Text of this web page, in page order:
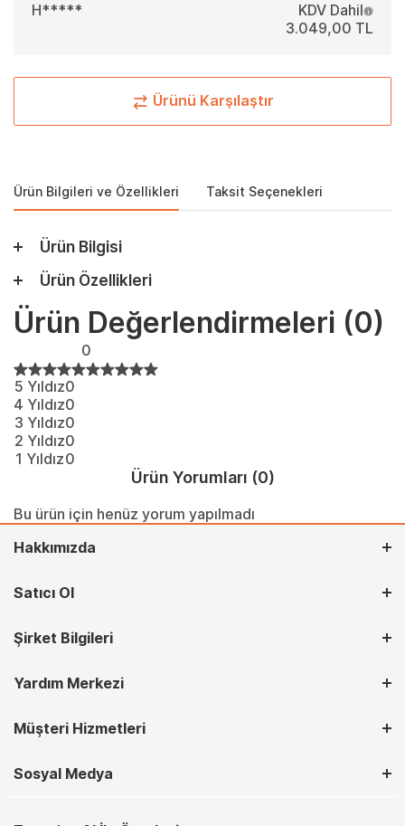
H*****
KDV Dahil
3.049,00 TL
Ürünü Karşılaştır
Ürün Bilgileri ve Özellikleri Taksit Seçenekleri
Ürün Bilgisi
Ürün Özellikleri
Ürün Değerlendirmeleri (0)
0
5 Yıldız0
4 Yıldız0
3 Yıldız0
2 Yıldız0
1 Yıldız0
Ürün Yorumları (0)
Bu ürün için henüz yorum yapılmadı
Hakkımızda
Satıcı Ol
Şirket Bilgileri
Yardım Merkezi
Müşteri Hizmetleri
Sosyal Medya